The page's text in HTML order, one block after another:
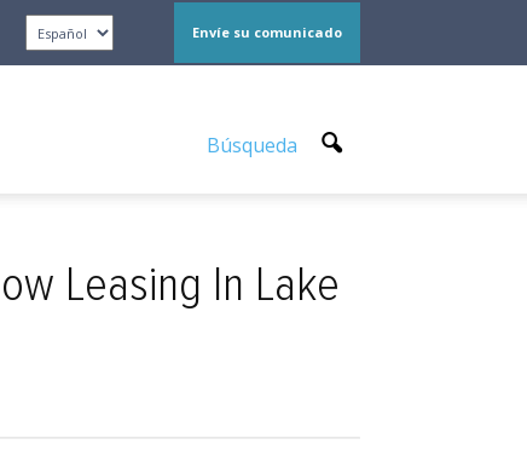
Envíe su comunicado
Búsqueda
Leasing In Lake